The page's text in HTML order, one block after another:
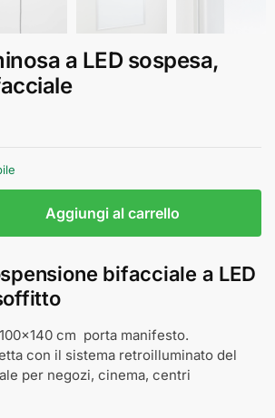
a LED sospesa,
Aggiungi al carrello
bifacciale a LED
cm porta manifesto.
con il sistema retroilluminato del
per negozi, cinema, centri